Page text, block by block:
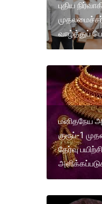
புதிய
வாழ்த்துப்
மனிதநேய
குரூப்-1
தேர்வு